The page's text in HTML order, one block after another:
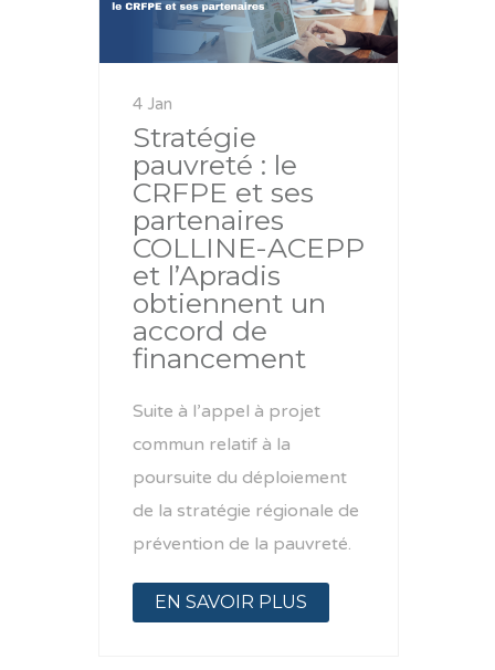
4 Jan
Stratégie
pauvreté : le
CRFPE et ses
partenaires
COLLINE-ACEPP
et l’Apradis
obtiennent un
accord de
financement
Suite à l’appel à projet
commun relatif à la
poursuite du déploiement
de la stratégie régionale de
prévention de la pauvreté.
EN SAVOIR PLUS